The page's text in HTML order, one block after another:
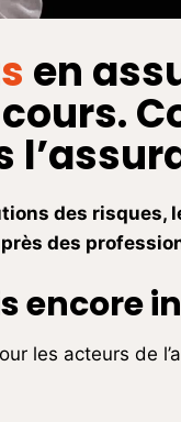
en
des risques,
des
encore
les acteurs de